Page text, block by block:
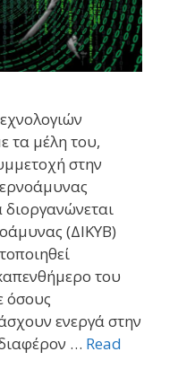
τα μέλη του,
στην
(ΔΙΚΥΒ)
του
όσους
ενεργά στην
… Read